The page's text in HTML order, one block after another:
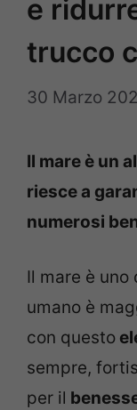
e
trucco
30 Marzo
Il mare è un
riesce a
numerosi
Il mare è uno
umano è
con questo
sempre,
per il